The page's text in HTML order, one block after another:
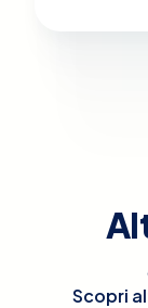
Scopri